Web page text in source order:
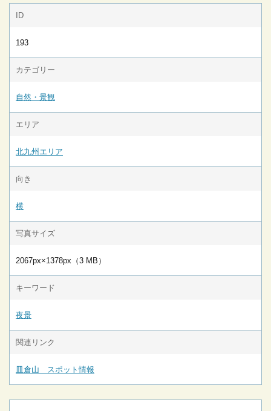
ID
193
カテゴリー
自然・景観
エリア
北九州エリア
向き
横
写真サイズ
2067px×1378px（3 MB）
キーワード
夜景
関連リンク
皿倉山 スポット情報